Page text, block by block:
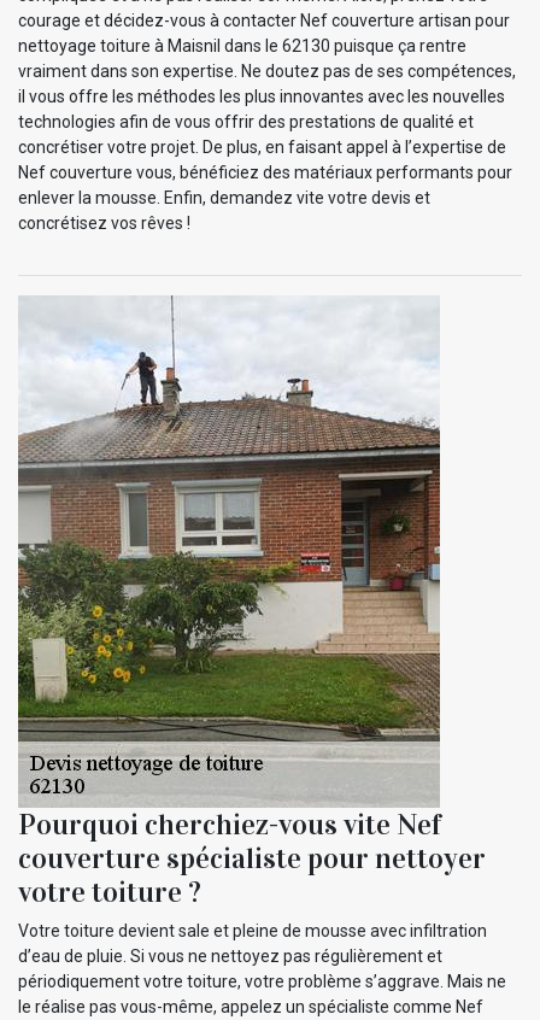
courage et décidez-vous à contacter Nef couverture artisan pour
nettoyage toiture à Maisnil dans le 62130 puisque ça rentre
vraiment dans son expertise. Ne doutez pas de ses compétences,
il vous offre les méthodes les plus innovantes avec les nouvelles
technologies afin de vous offrir des prestations de qualité et
concrétiser votre projet. De plus, en faisant appel à l’expertise de
Nef couverture vous, bénéficiez des matériaux performants pour
enlever la mousse. Enfin, demandez vite votre devis et
concrétisez vos rêves !
Pourquoi cherchiez-vous vite Nef
couverture spécialiste pour nettoyer
votre toiture ?
Votre toiture devient sale et pleine de mousse avec infiltration
d’eau de pluie. Si vous ne nettoyez pas régulièrement et
périodiquement votre toiture, votre problème s’aggrave. Mais ne
le réalise pas vous-même, appelez un spécialiste comme Nef